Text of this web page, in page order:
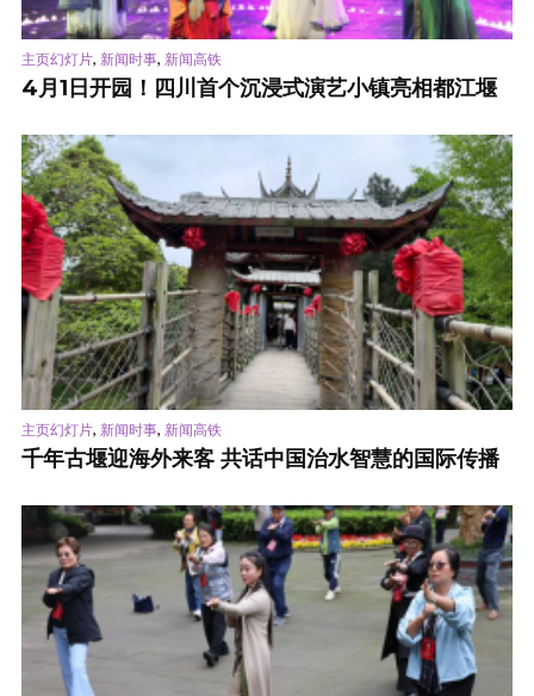
主页幻灯片, 新闻时事, 新闻高铁
4月1日开园！四川首个沉浸式演艺小镇亮相都江堰
主页幻灯片, 新闻时事, 新闻高铁
千年古堰迎海外来客 共话中国治水智慧的国际传播